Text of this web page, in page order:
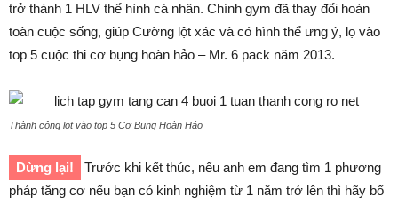
trở thành 1 HLV thể hình cá nhân. Chính gym đã thay đổi hoàn
toàn cuộc sống, giúp Cường lột xác và có hình thể ưng ý, lọ vào
top 5 cuộc thi cơ bụng hoàn hảo – Mr. 6 pack năm 2013.
Thành công lọt vào top 5 Cơ Bụng Hoàn Hảo
Dừng lại!
Trước khi kết thúc, nếu anh em đang tìm 1 phương
pháp tăng cơ nếu bạn có kinh nghiệm từ 1 năm trở lên thì hãy bổ